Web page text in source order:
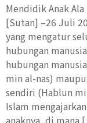
Mendidik Anak
[Sutan] –26 Juli
yang mengatur
hubungan
hubungan
min al-nas)
sendiri (Hablun
Islam
anaknya, di mana